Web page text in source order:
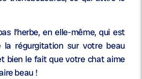
l’herbe, en elle-même, qui est
la régurgitation sur votre beau
bien le fait que votre chat aime
beau !